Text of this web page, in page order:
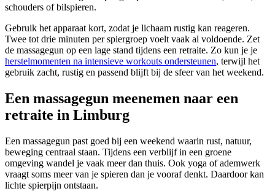
schouders of bilspieren.
Gebruik het apparaat kort, zodat je lichaam rustig kan reageren.
Twee tot drie minuten per spiergroep voelt vaak al voldoende. Zet
de massagegun op een lage stand tijdens een retraite. Zo kun je je
herstelmomenten na intensieve workouts ondersteunen, terwijl het
gebruik zacht, rustig en passend blijft bij de sfeer van het weekend.
Een massagegun meenemen naar een
retraite in Limburg
Een massagegun past goed bij een weekend waarin rust, natuur,
beweging centraal staan. Tijdens een verblijf in een groene
omgeving wandel je vaak meer dan thuis. Ook yoga of ademwerk
vraagt soms meer van je spieren dan je vooraf denkt. Daardoor kan
lichte spierpijn ontstaan.